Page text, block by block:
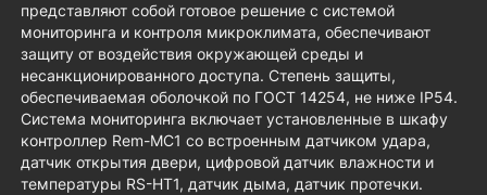
представляют собой готовое решение с системой
мониторинга и контроля микроклимата, обеспечивают
защиту от воздействия окружающей среды и
несанкционированного доступа. Степень защиты,
обеспечиваемая оболочкой по ГОСТ 14254, не ниже IP54.
Система мониторинга включает установленные в шкафу
контроллер Rem-MC1 со встроенным датчиком удара,
датчик открытия двери, цифровой датчик влажности и
температуры RS-HT1, датчик дыма, датчик протечки.